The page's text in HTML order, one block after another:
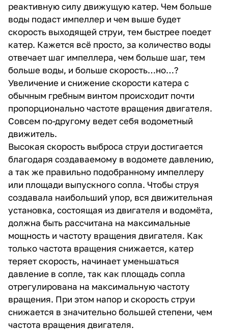
реактивную силу движущую катер. Чем больше
воды подаст импеллер и чем выше будет
скорость выходящей струи, тем быстрее поедет
катер. Кажется всё просто, за количество воды
отвечает шаг импеллера, чем больше шаг, тем
больше воды, и больше скорость…но…?
Увеличение и снижение скорости катера с
обычным гребным винтом происходит почти
пропорционально частоте вращения двигателя.
Совсем по-другому ведет себя водометный
движитель.
Высокая скорость выброса струи достигается
благодаря создаваемому в водомете давлению,
а так же правильно подобранному импеллеру
или площади выпускного сопла. Чтобы струя
создавала наибольший упор, вся движительная
установка, состоящая из двигателя и водомёта,
должна быть рассчитана на максимальные
мощность и частоту вращения двигателя. Как
только частота вращения снижается, катер
теряет скорость, начинает уменьшаться
давление в сопле, так как площадь сопла
отрегулирована на максимальную частоту
вращения. При этом напор и скорость струи
снижается в значительно большей степени, чем
частота вращения двигателя.